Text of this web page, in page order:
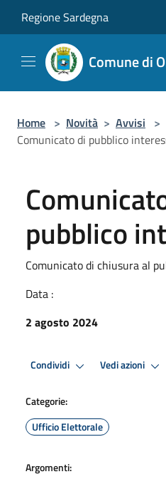
Regione Sardegna
Comune di
Home > Novità > Avvisi >
Comunicato di pubblico
pubblico
Comunicato di chiusura al
Data :
2 agosto 2024
Condividi Vedi azioni
Categorie:
Ufficio Elettorale
Argomenti: